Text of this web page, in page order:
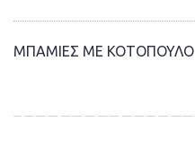
ΜΠΑΜΙΕΣ ΜΕ ΚΟΤΟΠΟΥΛΟ